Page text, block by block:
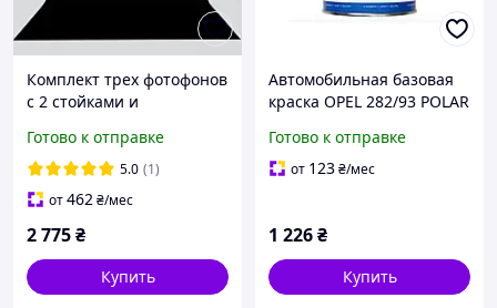
Комплект трех фотофонов
с 2 стойками и
поддержки Photo Studio
Background Stand 2x3 м
Готово к отправке
5.0 (1)
от462₴/мес
2 775₴
Купить
Автомобильная базовая
краска OPEL 282/93 POLAR
UPP" Made in Italy 0,8L
Готово к отправке
от 123₴/мес
1 226₴
Купить